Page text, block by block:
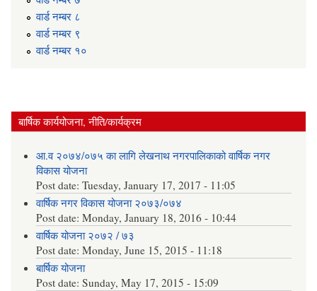
वार्ड न‌म्बर ८
वार्ड न‌म्बर ९
वार्ड न‌म्बर १०
बार्षिक कार्ययोजना, नीति/कार्यक्रम
आ.व २०७४/०७५ का लागि लेखनाथ नगरपालिकाको वार्षिक नगर
विकास योजना
Post date:Tuesday, January 17, 2017 - 11:05
वार्षिक नगर विकास योजना २०७३/०७४
Post date:Monday, January 18, 2016 - 10:44
वार्षिक योजना २०७२ / ७३
Post date:Monday, June 15, 2015 - 11:18
बार्षिक योजना
Post date:Sunday, May 17, 2015 - 15:09